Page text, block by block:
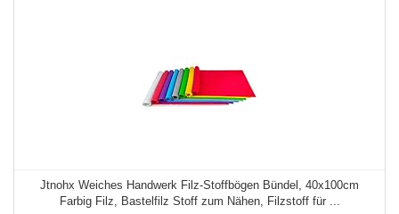
Jtnohx Weiches Handwerk Filz-Stoffbögen Bündel, 40x100cm
Farbig Filz, Bastelfilz Stoff zum Nähen, Filzstoff für ...